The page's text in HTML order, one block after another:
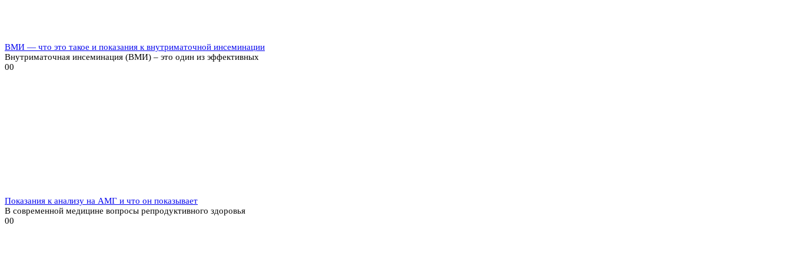
ВМИ — что это такое и показания к внутриматочной инсеминации
Внутриматочная инсеминация (ВМИ) – это один из эффективных
00
Показания к анализу на АМГ и что он показывает
В современной медицине вопросы репродуктивного здоровья
00